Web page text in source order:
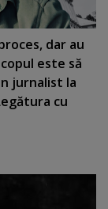
dar au
este să
jurnalist la
cu